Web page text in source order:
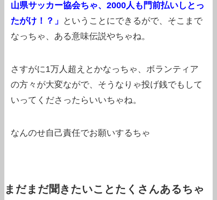
山県サッカー協会ちゃ、2000人も門前払いしとっ
たがけ！？」
ということにできるがで、そこまで
なっちゃ、ある意味伝説やちゃね。
さすがに1万人超えとかなっちゃ、ボランティア
の方々が大変ながで、そうなりゃ投げ銭でもして
いってくださったらいいちゃね。
なんのせ自己責任でお願いするちゃ
まだまだ聞きたいことたくさんあるちゃ